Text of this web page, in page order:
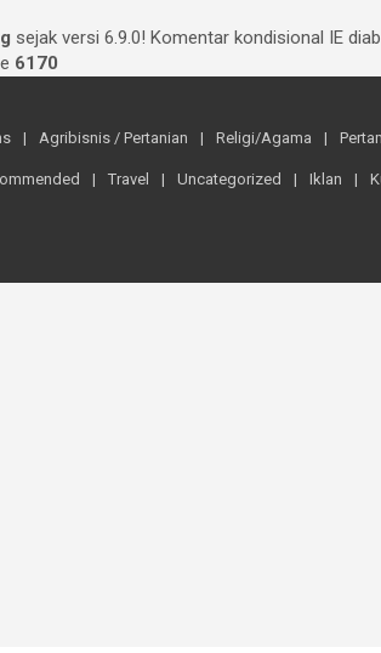
sejak versi 6.9.0! Komentar kondisional IE
6170
Agribisnis / Pertanian Religi/Agama
Travel Uncategorized Iklan